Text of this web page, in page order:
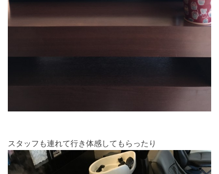
スタッフも連れて行き体感してもらったり